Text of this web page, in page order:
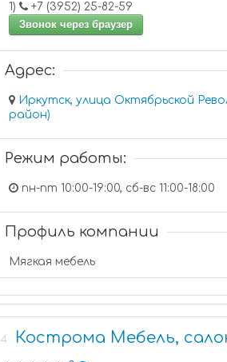
1)
+7 (3952) 25-82-59
Звонок через браузер
Адрес:
Иркутск, улица Октябрьской
район)
Режим работы:
пн-пт 10:00-19:00, сб-вс 11:00-18:00
Профиль компании
Мягкая мебель
4 Кострома Мебель,